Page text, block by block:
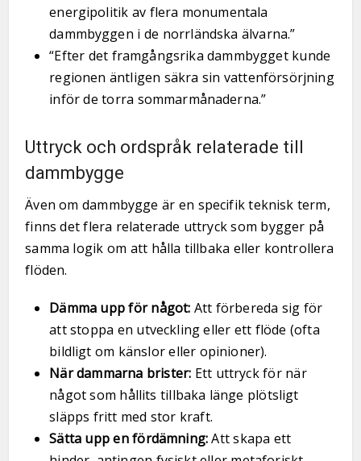
energipolitik av flera monumentala
dammbyggen i de norrländska älvarna.”
“Efter det framgångsrika dammbygget kunde
regionen äntligen säkra sin vattenförsörjning
inför de torra sommarmånaderna.”
Uttryck och ordspråk relaterade till
dammbygge
Även om dammbygge är en specifik teknisk term,
finns det flera relaterade uttryck som bygger på
samma logik om att hålla tillbaka eller kontrollera
flöden.
Dämma upp för något: Att förbereda sig för
att stoppa en utveckling eller ett flöde (ofta
bildligt om känslor eller opinioner).
När dammarna brister: Ett uttryck för när
något som hållits tillbaka länge plötsligt
släpps fritt med stor kraft.
Sätta upp en fördämning:Att skapa ett